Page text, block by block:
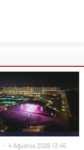
4 Ağustos 2026 13:45